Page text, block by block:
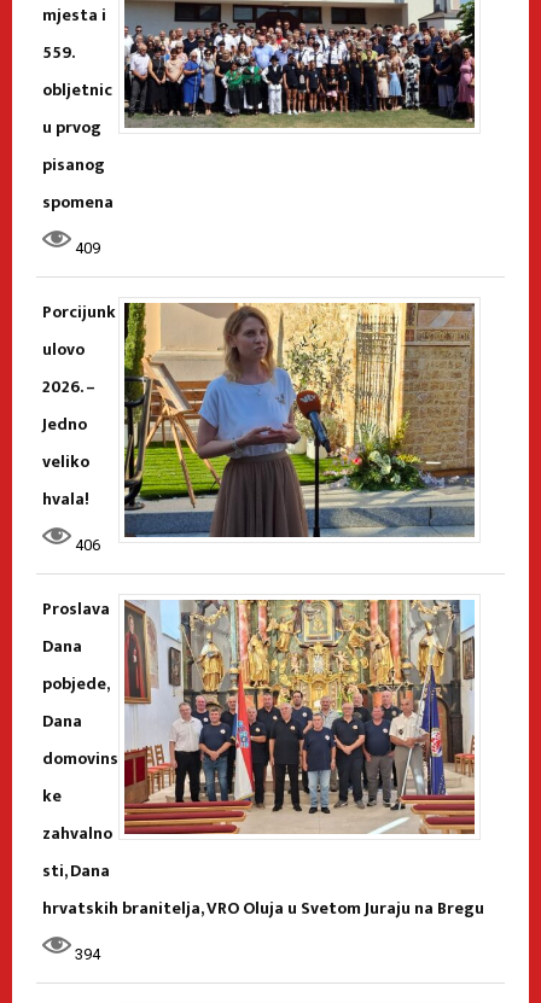
mjesta i
559.
obljetnic
u prvog
pisanog
spomena
409
Porcijunk
ulovo
2026. –
Jedno
veliko
hvala!
406
Proslava
Dana
pobjede,
Dana
domovins
ke
zahvalno
sti, Dana
hrvatskih branitelja, VRO Oluja u Svetom Juraju na Bregu
394